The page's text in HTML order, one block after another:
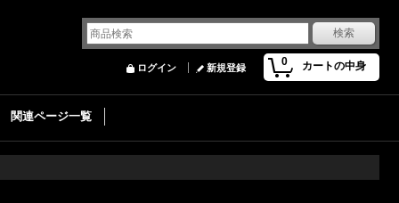
0 カートの中身
ログイン 新規登録
関連ページ一覧